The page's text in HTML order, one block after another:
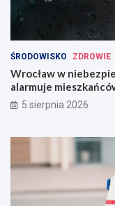
ŚRODOWISKO ZDROWIE
Wrocław w
alarmuje
5 sierpnia 2026